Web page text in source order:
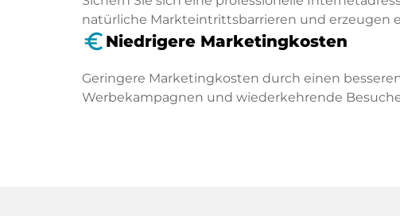
natürliche Markteintrittsbarrieren und erzeugen
euro_symbol Niedrigere Marketingkosten
Geringere Marketingkosten durch einen
Werbekampagnen und wiederkehrende